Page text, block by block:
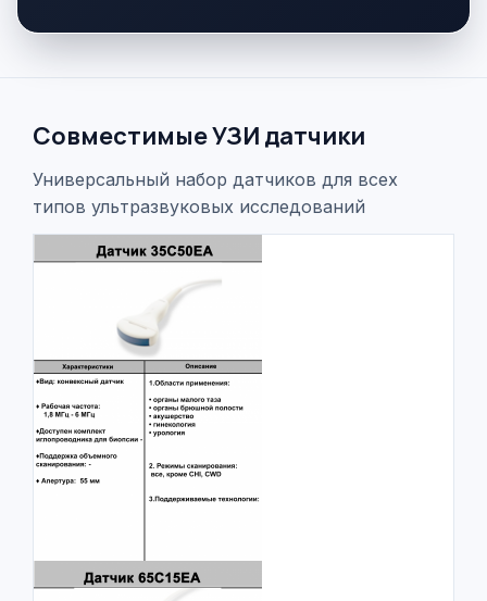
Совместимые УЗИ датчики
Универсальный набор датчиков для всех
типов ультразвуковых исследований